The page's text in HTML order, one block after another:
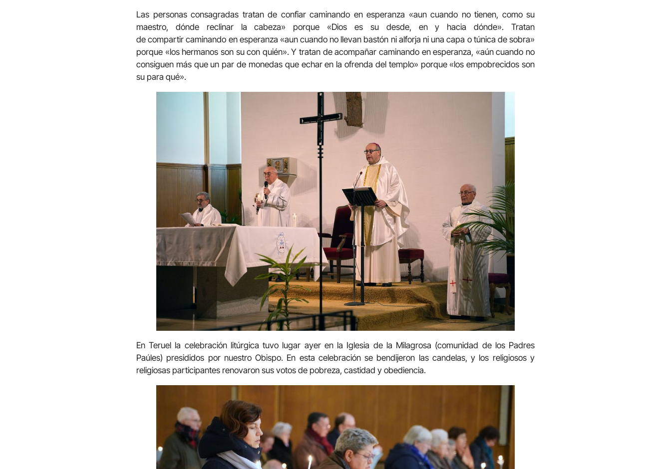
Las personas consagradas tratan de confiar caminando en esperanza «aun cuando no tienen, como su
maestro, dónde reclinar la cabeza» porque «Dios es su desde, en y hacia dónde». Tratan
de compartir caminando en esperanza «aun cuando no llevan bastón ni alforja ni una capa o túnica de sobra»
porque «los hermanos son su con quién». Y tratan de acompañar caminando en esperanza, «aún cuando no
consiguen más que un par de monedas que echar en la ofrenda del templo» porque «los empobrecidos son
su para qué».
En Teruel la celebración litúrgica tuvo lugar ayer en la Iglesia de la Milagrosa (comunidad de los Padres
Paúles) presididos por nuestro Obispo. En esta celebración se bendijeron las candelas, y los religiosos y
religiosas participantes renovaron sus votos de pobreza, castidad y obediencia.